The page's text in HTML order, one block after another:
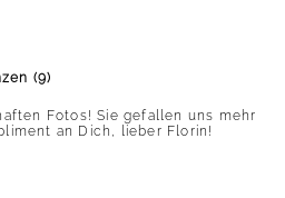
Fotos! Sie gefallen uns mehr
an Dich, lieber Florin!